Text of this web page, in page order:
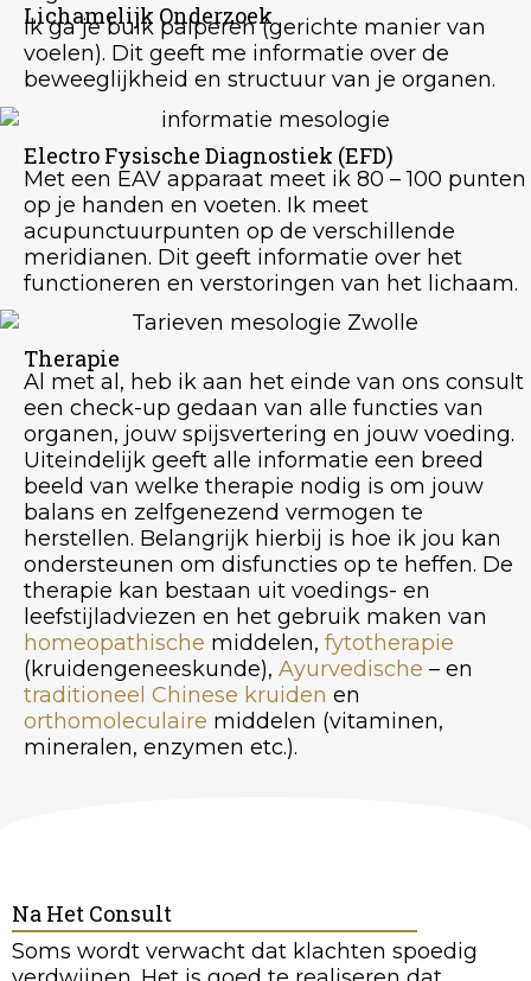
Lichamelijk Onderzoek
Ik ga je buik palperen (gerichte manier van
voelen). Dit geeft me informatie over de
beweeglijkheid en structuur van je organen.
Electro Fysische Diagnostiek (EFD)
Met een EAV apparaat meet ik 80 – 100 punten
op je handen en voeten. Ik meet
acupunctuurpunten op de verschillende
meridianen. Dit geeft informatie over het
functioneren en verstoringen van het lichaam.
Therapie
Al met al, heb ik aan het einde van ons consult
een check-up gedaan van alle functies van
organen, jouw spijsvertering en jouw voeding.
Uiteindelijk geeft alle informatie een breed
beeld van welke therapie nodig is om jouw
balans en zelfgenezend vermogen te
herstellen. Belangrijk hierbij is hoe ik jou kan
ondersteunen om disfuncties op te heffen. De
therapie kan bestaan uit voedings- en
leefstijladviezen en het gebruik maken van
homeopathische middelen, fytotherapie
(kruidengeneeskunde), Ayurvedische – en
traditioneel Chinese kruiden en
orthomoleculaire middelen (vitaminen,
mineralen, enzymen etc.).
Na Het Consult
Soms wordt verwacht dat klachten spoedig